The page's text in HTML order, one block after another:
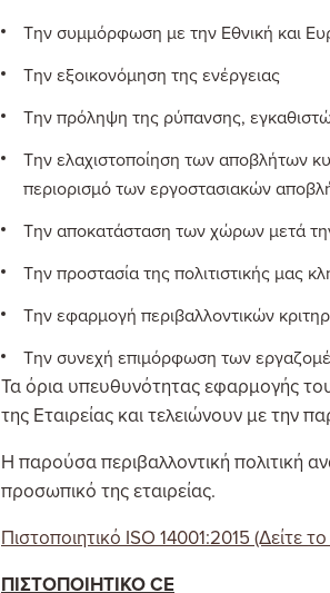
Την συμμόρφωση με την Εθνική και
Την εξοικονόμηση της ενέργειας
Την πρόληψη της ρύπανσης,
Την ελαχιστοποίηση των αποβλήτων
περιορισμό των εργοστασιακών
Την αποκατάσταση των χώρων μετά
Την προστασία της πολιτιστικής μας
Την εφαρμογή περιβαλλοντικών
Την συνεχή επιμόρφωση των
Τα όρια υπευθυνότητας εφαρμογής
της Εταιρείας και τελειώνουν με την
Η παρούσα περιβαλλοντική πολιτική
προσωπικό της εταιρείας.
Πιστοποιητικό ISO 14001:2015 (Δείτε
ΠΙΣΤΟΠΟΙΗΤΙΚΟ CE